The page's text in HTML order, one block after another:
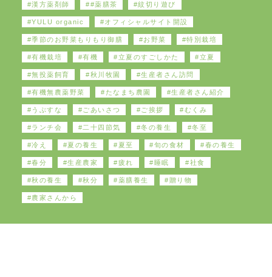
漢方薬剤師 #薬膳茶 紋切り遊び
YULU organic オフィシャルサイト開設
季節のお野菜もりもり御膳 お野菜 特別栽培
有機栽培 有機 立夏のすごしかた 立夏
無投薬飼育 秋川牧園 生産者さん訪問
有機無農薬野菜 たなまち農園 生産者さん紹介
うぶすな ごあいさつ ご挨拶 むくみ
ランチ会 二十四節気 冬の養生 冬至
冷え 夏の養生 夏至 旬の食材 春の養生
春分 生産農家 疲れ 睡眠 社食
秋の養生 秋分 薬膳養生 贈り物
農家さんから